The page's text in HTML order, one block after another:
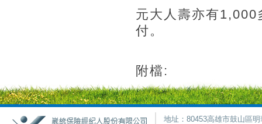
元大人壽亦有
付。
附檔:
地址：80453高雄市鼓山區